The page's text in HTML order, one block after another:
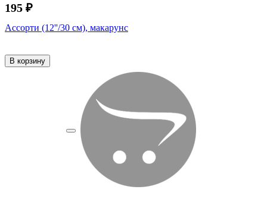
195 ₽
Ассорти (12''/30 см), макарунс
В корзину